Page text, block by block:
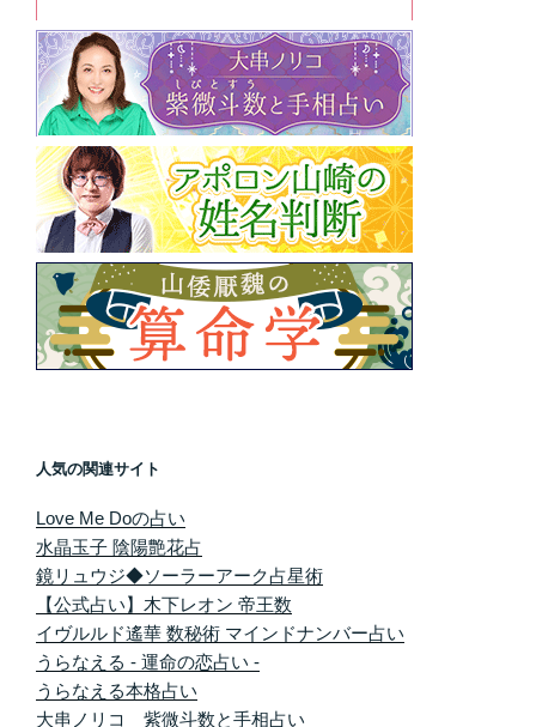
人気の関連サイト
Love Me Doの占い
水晶玉子 陰陽艶花占
鏡リュウジ◆ソーラーアーク占星術
【公式占い】木下レオン 帝王数
イヴルルド遙華 数秘術 マインドナンバー占い
うらなえる - 運命の恋占い -
うらなえる本格占い
大串ノリコ 紫微斗数と手相占い